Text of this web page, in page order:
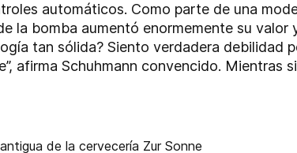
automáticos. Como parte de una
la bomba aumentó enormemente su valor
tan sólida? Siento verdadera debilidad
afirma Schuhmann convencido. Mientras